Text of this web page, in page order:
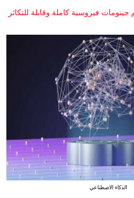
فيروسية كاملة وقابلة للتكاثر
الذكاء الاصطناعي